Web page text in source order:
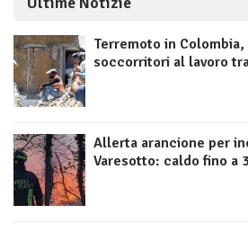
Terremoto in
soccorritori al lavoro
Allerta arancione per
Varesotto: caldo fino a